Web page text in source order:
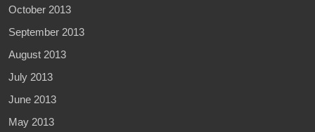
October 2013
September 2013
August 2013
July 2013
June 2013
May 2013